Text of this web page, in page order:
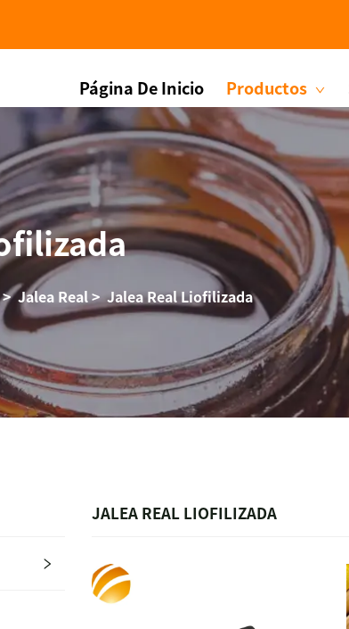
Página De Inicio Productos
>Jalea Real>Jalea Real Liofilizada
JALEA REAL LIOFILIZADA